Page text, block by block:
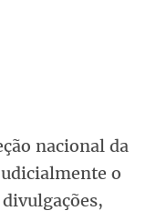
nacional da
o
divulgações,